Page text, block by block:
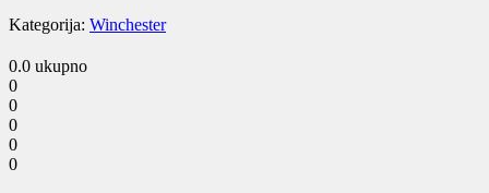
Kategorija: Winchester
0.0 ukupno
0
0
0
0
0